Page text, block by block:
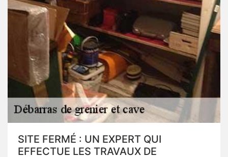
SITE FERMÉ : UN EXPERT QUI
EFFECTUE LES TRAVAUX DE